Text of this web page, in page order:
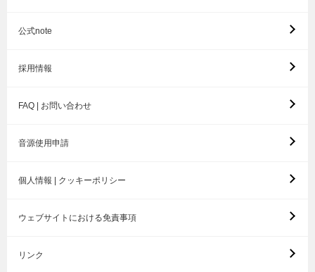
公式note
採用情報
FAQ | お問い合わせ
音源使用申請
個人情報 | クッキーポリシー
ウェブサイトにおける免責事項
リンク